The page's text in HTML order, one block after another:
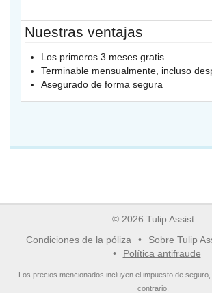
Nuestras ventajas
Los primeros 3 meses gratis
Terminable mensualmente, incluso
Asegurado de forma segura
© 2026 Tulip Assist
Condiciones de la póliza
Sobre Tulip
Política antifraude
Los precios mencionados incluyen el impuesto de
contrario.